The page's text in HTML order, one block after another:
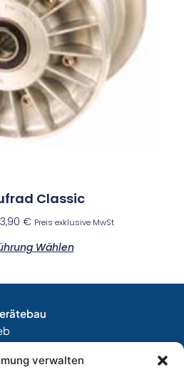
verwalten
Classic
€ Preis exklusive MwSt
Wählen